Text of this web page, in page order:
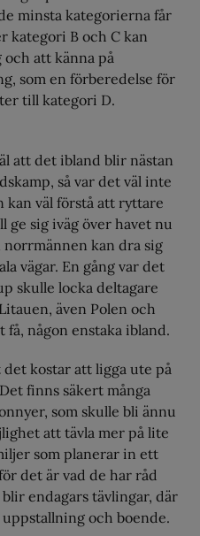
minsta kategorierna får
kategori B och C kan
och att känna på
som en förberedelse för
till kategori D.
att det ibland blir nästan
så var det väl inte
kan väl förstå att ryttare
ge sig iväg över havet nu
kan dra sig
vägar. En gång var det
skulle locka deltagare
även Polen och
få, någon enstaka ibland.
det kostar att ligga ute på
finns säkert många
som skulle bli ännu
att tävla mer på lite
som planerar in ett
det är vad de har råd
endagars tävlingar, där
och boende.